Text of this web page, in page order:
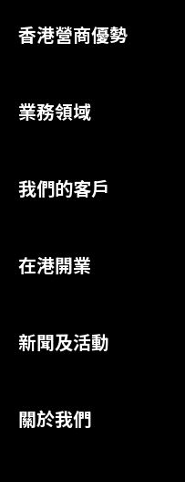
香港營商優勢
業務領域
我們的客戶
在港開業
新聞及活動
關於我們